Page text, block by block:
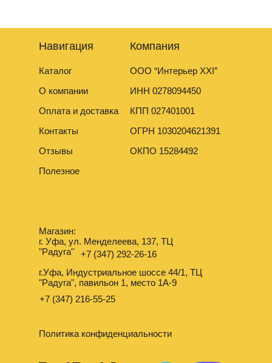
Навигация
Каталог
О компании
Оплата и доставка
Контакты
Отзывы
Полезное
Компания
ООО “Интерьер XXI”
ИНН 0278094450
КПП 027401001
ОГРН 1030204621391
ОКПО 15284492
Политика конфиденциальности
Магазин:
г. Уфа, ул. Менделеева, 137, ТЦ
"Радуга"
г.Уфа, Индустриальное шоссе 44/1, ТЦ
"Радуга", павильон 1, место 1А-9
+7 (347) 216-55-25
+7 (347) 292-26-16